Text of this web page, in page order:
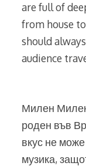
are full of
from house
should
audience
Милен
роден във
вкус не
музика,